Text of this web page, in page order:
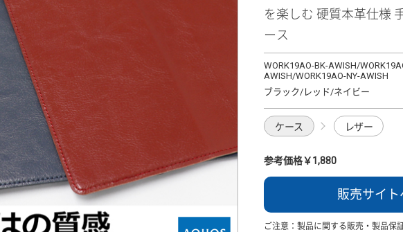
を楽しむ 硬質本革仕様
ース
WORK19AO-BK-AWISH/
AWISH/WORK19AO-NY-AWISH
ブラック/レッド/ネイビー
ケース レザー
参考価格￥1,880
販売サイト
ご注意：製品に関する販売・製品保